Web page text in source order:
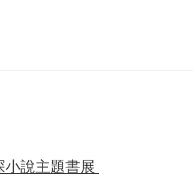
小說主題書展